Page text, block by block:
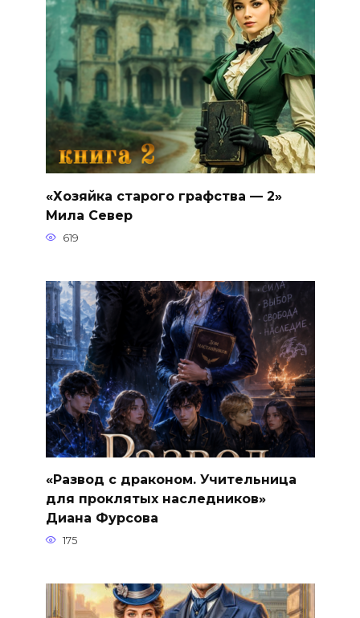
«Хозяйка старого графства — 2»
Мила Север
619
«Развод с драконом. Учительница
для проклятых наследников»
Диана Фурсова
175